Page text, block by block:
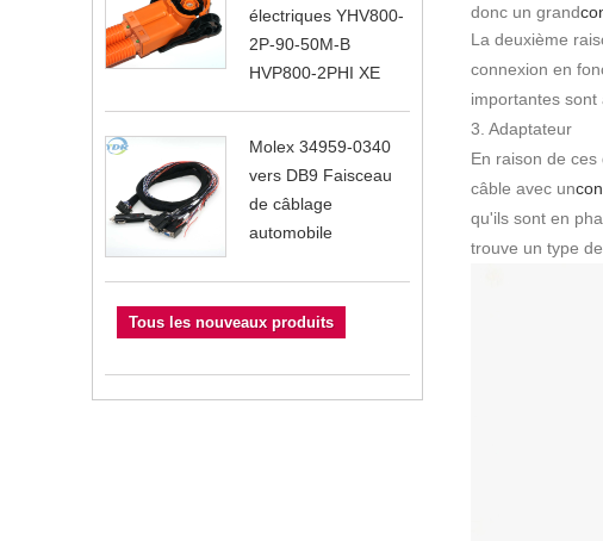
électriques YHV800-
2P-90-50M-B
HVP800-2PHI XE
Molex 34959-0340
vers DB9 Faisceau
de câblage
automobile
Tous les nouveaux produits
donc un grand
La deuxième
connexion en
importantes sont
3. Adaptateur
En raison de ces
câble avec un
qu'ils sont en
trouve un type